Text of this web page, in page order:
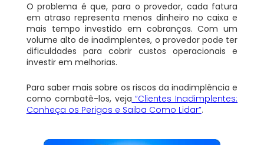
O problema é que, para o provedor, cada fatura
em atraso representa menos dinheiro no caixa e
mais tempo investido em cobranças. Com um
volume alto de inadimplentes, o provedor pode ter
dificuldades para cobrir custos operacionais e
investir em melhorias.
Para saber mais sobre os riscos da inadimplência e
como combatê-los, veja “Clientes Inadimplentes:
Conheça os Perigos e Saiba Como Lidar”.